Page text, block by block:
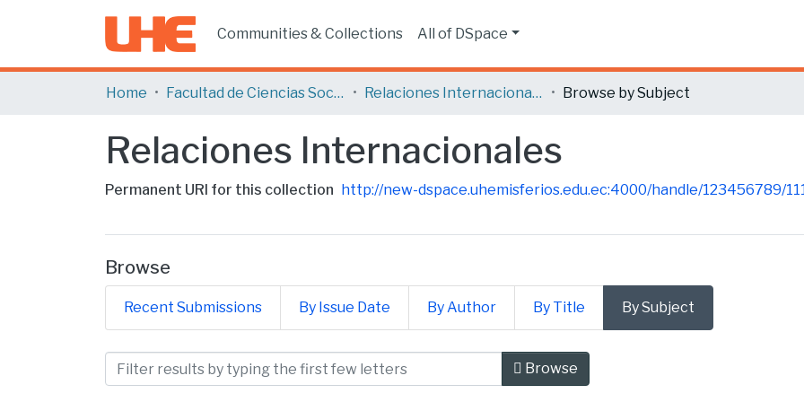
Communities & Collections All of DSpace
Home Facultad de Ciencias Sociales y Humanas Relaciones Internacionales Browse by Subject
Relaciones Internacionales
Permanent URI for this collection http://new-dspace.uhemisferios.edu.ec:4000/handle/123456789/
Browse
Recent Submissions By Issue Date By Author By Title By Subject
Browsing Relaciones Internacionales by Subject
Browse